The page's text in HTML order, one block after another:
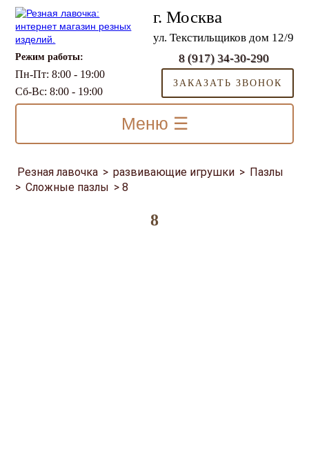
г. Москва
ул. Текстильщиков дом 12/9
Режим работы:
Пн-Пт: 8:00 - 19:00
Сб-Вс: 8:00 - 19:00
8 (917) 34-30-290
ЗАКАЗАТЬ ЗВОНОК
Меню ☰
Резная лавочка > развивающие игрушки > Пазлы
> Сложные пазлы >8
8